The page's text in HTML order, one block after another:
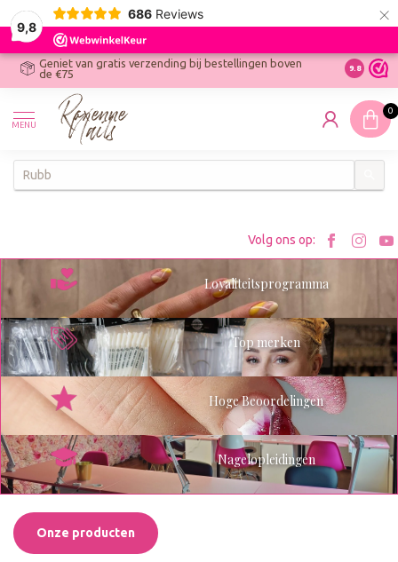
9,8
686 Reviews ×
Geniet van gratis verzending bij bestellingen boven
de €75
Ontdek
9.8
MENU
0
Volg ons op:
Bezoek
Loyaliteitsprogramma
Top merken
Hoge Beoordelingen
Nagelopleidingen
Onze producten